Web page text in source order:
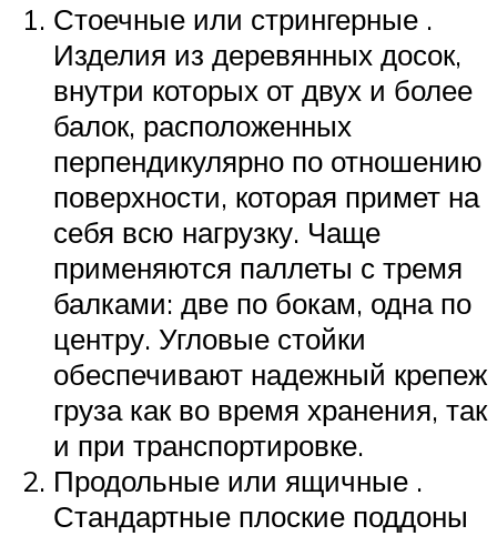
Стоечные или стрингерные .
Изделия из деревянных досок,
внутри которых от двух и более
балок, расположенных
перпендикулярно по отношению
поверхности, которая примет на
себя всю нагрузку. Чаще
применяются паллеты с тремя
балками: две по бокам, одна по
центру. Угловые стойки
обеспечивают надежный крепеж
груза как во время хранения, так
и при транспортировке.
Продольные или ящичные .
Стандартные плоские поддоны